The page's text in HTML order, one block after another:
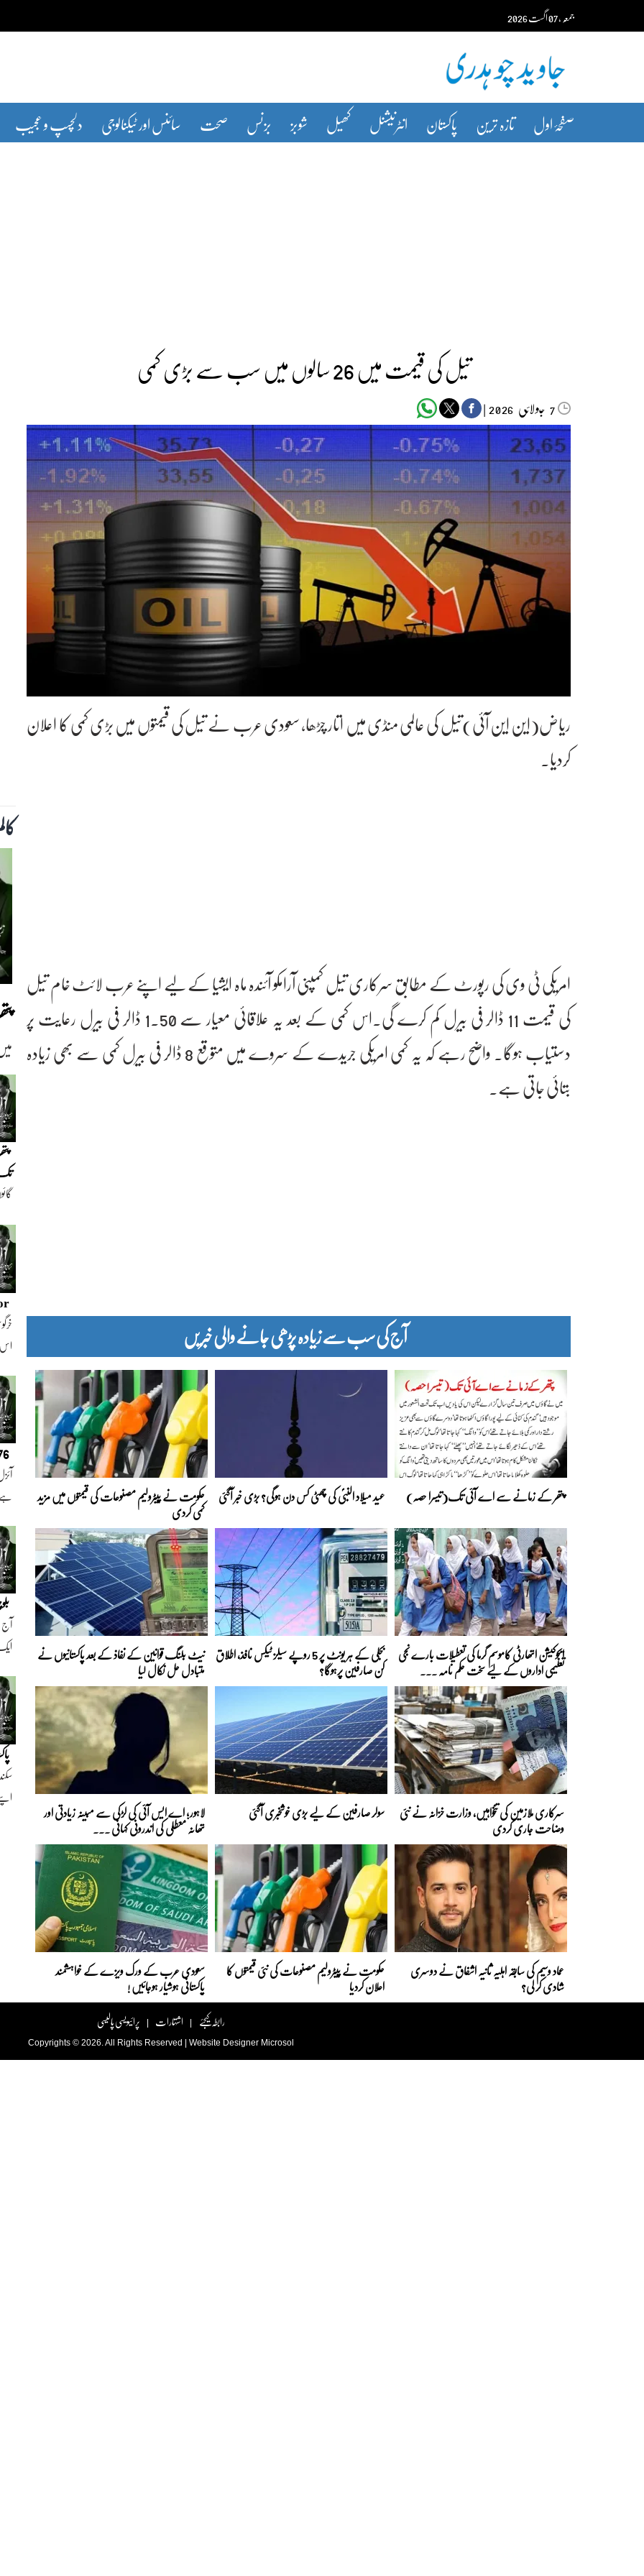
content جمعہ‬‮،07اگست‬‮2026
صفحۂ اول تازہ ترین پاکستان انٹرنیشنل کھیل شوبز بزنس صحت سائنس اور ٹیکنالوجی دلچسپ و عجیب
تیل کی قیمت میں 26 سالوں میں سب سے بڑی کمی
7جولائی |
ریاض(این این آئی)تیل کی عالمی منڈی میں اتار چڑھا، سعودی عرب نے تیل کی قیمتوں میں بڑی کمی کا اعلان
کردیا۔
امریکی ٹی وی کی رپورٹ کے مطابق سرکاری تیل کمپنی آرامکو آئندہ ماہ ایشیا کے لیے اپنے عرب لائٹ خام تیل
کی قیمت 11 ڈالر فی بیرل کم کرے گی۔اس کمی کے بعد یہ علاقائی معیار سے 1.50 ڈالر فی بیرل رعایت پر
دستیاب ہوگا۔ واضح رہے کہ یہ کمی امریکی جریدے کے سروے میں متوقع 8 ڈالر فی بیرل کمی سے بھی زیادہ
بتائی جاتی ہے۔
آج کی سب سے زیادہ پڑھی جانے والی خبریں
پتھر کے زمانے سے اے آئی تک(تیسرا حصہ) عید میلاد النبیؐ کی چھٹی کس دن ہوگی؟ بڑی خبر آگئی حکومت نے پیٹرولیم مصنوعات کی قیمتوں میں مزید
کمی کردی
ایجوکیشن اتھارٹی کاموسمِ گرما کی تعطیلات بارے نجی
تعلیمی اداروں کے لیے سخت حکم نامہ ...
بجلی کے ہر یونٹ پر 5 روپے سیلز ٹیکس نافذ، اطلاق
کن صارفین پرہوگا؟
نیٹ بلنگ قوانین کے نفاذ کے بعد پاکستانیوں نے
متبادل حل نکال لیا
سرکاری ملازمین کی تنخواہیں، وزارت خزانہ نے نئی
وضاحت جاری کردی
سولر صارفین کے لیے بڑی خوشخبری آگئی لاہور؛ اے ایس آئی کی لڑکی سے مبینہ زیادتی اور
تھانہ معطلی کی اندرونی کہانی ...
عماد وسیم کی سابقہ اہلیہ ثانیہ اشفاق نے دوسری
شادی کر لی؟
حکومت نے پیٹرولیم مصنوعات کی نئی قیمتوں کا
اعلان کردیا
سعودی عرب کے ورک ویزے کے خواہشمند
پاکستانی ہوشیار ہوجائیں !
رابطہ کیجئے | اشتہارات | پرائیویسی پالیسی
Copyrights © 2026. All Rights Reserved | Website Designer Microsol